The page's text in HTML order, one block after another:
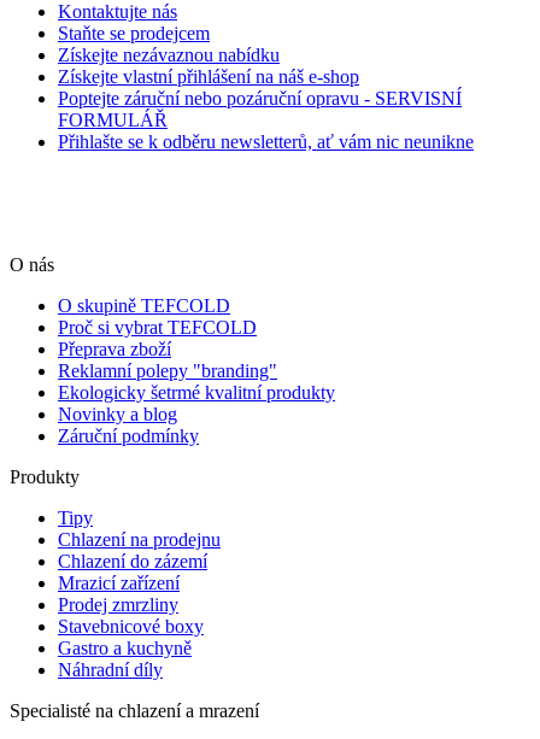
Kontaktujte nás
Staňte se prodejcem
Získejte nezávaznou nabídku
Získejte vlastní přihlášení na náš e-shop
Poptejte záruční nebo pozáruční opravu - SERVISNÍ
FORMULÁŘ
Přihlašte se k odběru newsletterů, ať vám nic neunikne
O nás
O skupině TEFCOLD
Proč si vybrat TEFCOLD
Přeprava zboží
Reklamní polepy "branding"
Ekologicky šetrmé kvalitní produkty
Novinky a blog
Záruční podmínky
Produkty
Tipy
Chlazení na prodejnu
Chlazení do zázemí
Mrazicí zařízení
Prodej zmrzliny
Stavebnicové boxy
Gastro a kuchyně
Náhradní díly
Specialisté na chlazení a mrazení